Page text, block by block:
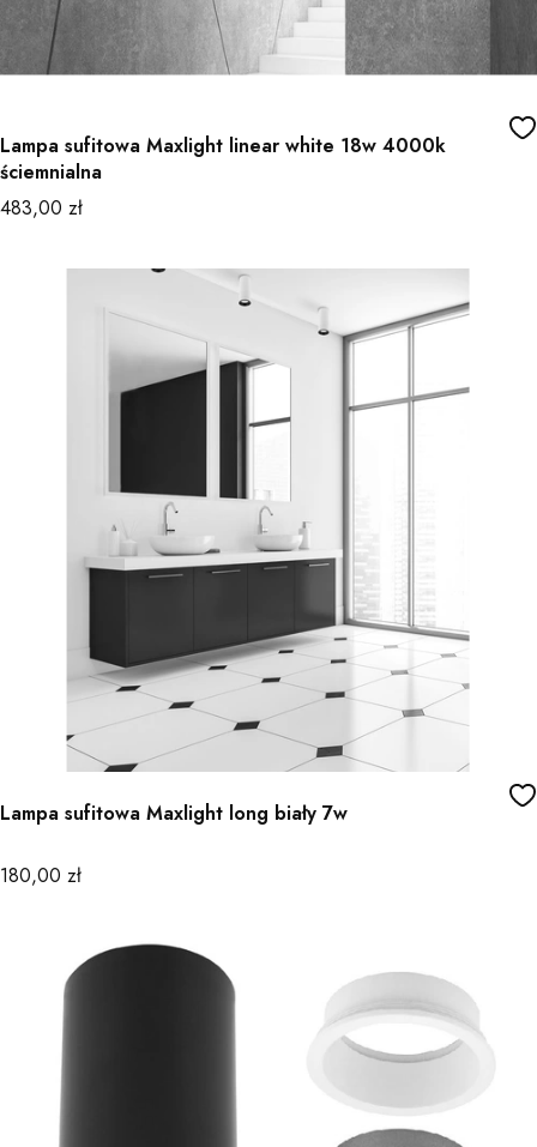
Lampa sufitowa Maxlight linear white 18w 4000k
ściemnialna
Cena
483,00 zł
Lampa sufitowa Maxlight long biały 7w
Cena
180,00 zł